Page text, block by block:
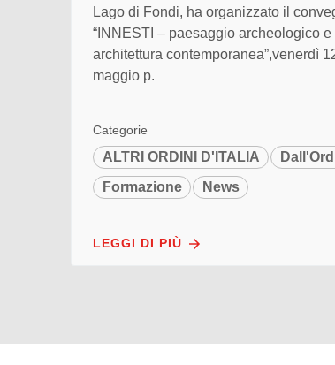
Lago di Fondi, ha organizzato il
“INNESTI – paesaggio archeologico e
architettura contemporanea”,venerdì
maggio p.
Categorie
ALTRI ORDINI D'ITALIA
Formazione
News
LEGGI DI PIÙ